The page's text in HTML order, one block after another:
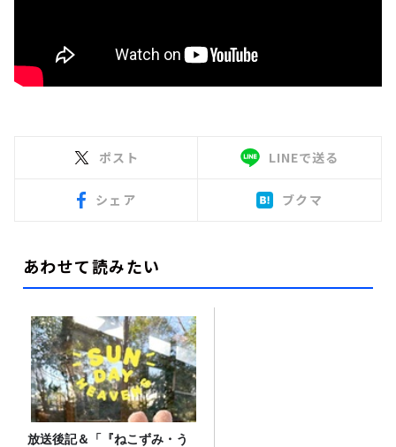
ポスト LINEで送る
シェア ブクマ
あわせて読みたい
放送後記＆「『ねこずみ・う